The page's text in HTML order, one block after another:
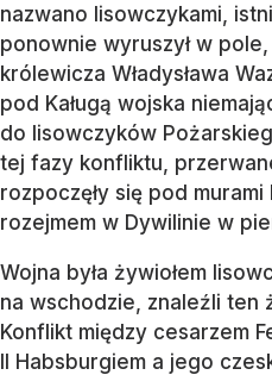
nazwano lisowczykami,
ponownie wyruszył w
królewicza Władysława
pod Kaługą wojska
do lisowczyków
tej fazy konfliktu,
rozpoczęły się pod
rozejmem w Dywilinie w
Wojna była żywiołem
na wschodzie, znaleźli ten
Konflikt między cesarzem
II Habsburgiem a jego